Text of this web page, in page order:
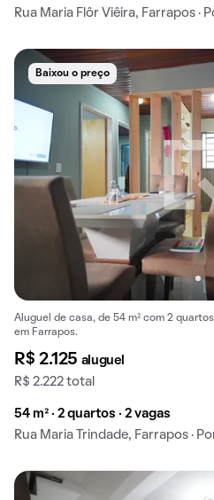
Rua Maria Flôr Viêira, Farrapos ·
Baixou o preço
Aluguel de casa, de 54 m² com 2
em Farrapos.
R$ 2.125 aluguel
R$ 2.222 total
54 m² · 2 quartos · 2 vagas
Rua Maria Trindade, Farrapos ·